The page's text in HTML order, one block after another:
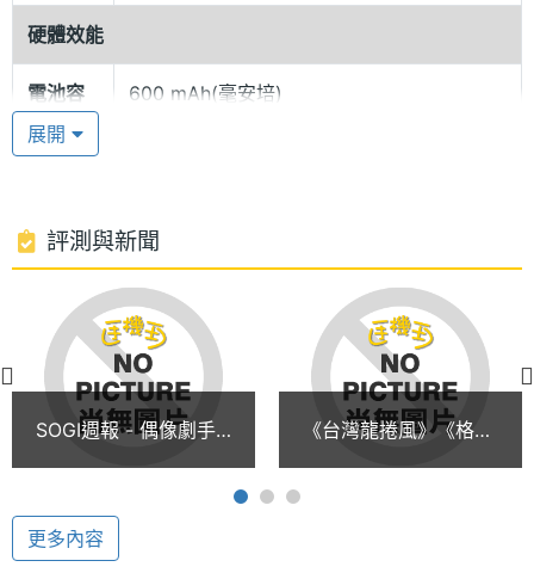
功能特色
◎ 全彩65000色TFT大螢幕
段變焦拍攝
◎ 16MB超大容量記憶空間，可隨心所欲儲存喜好之
圖檔與鈴聲
◎ 64和弦動感鈴聲
◎ 支援GPRS/WAP/JAVA/MMS/EMS
◎ 單鍵錄音，可長達2分鐘
◎ 個人日程表設定，可隨時提醒重要會議與約會行程
◎ 來電特定圖鈴設定
硬體效能
電池容
量
600 mAh(毫安培)
顯示螢幕
主螢幕
色彩
65536 色
展開
評測與新聞
SOGI週報 - 偶像劇手
《台灣龍捲風》《格鬥
更多內容